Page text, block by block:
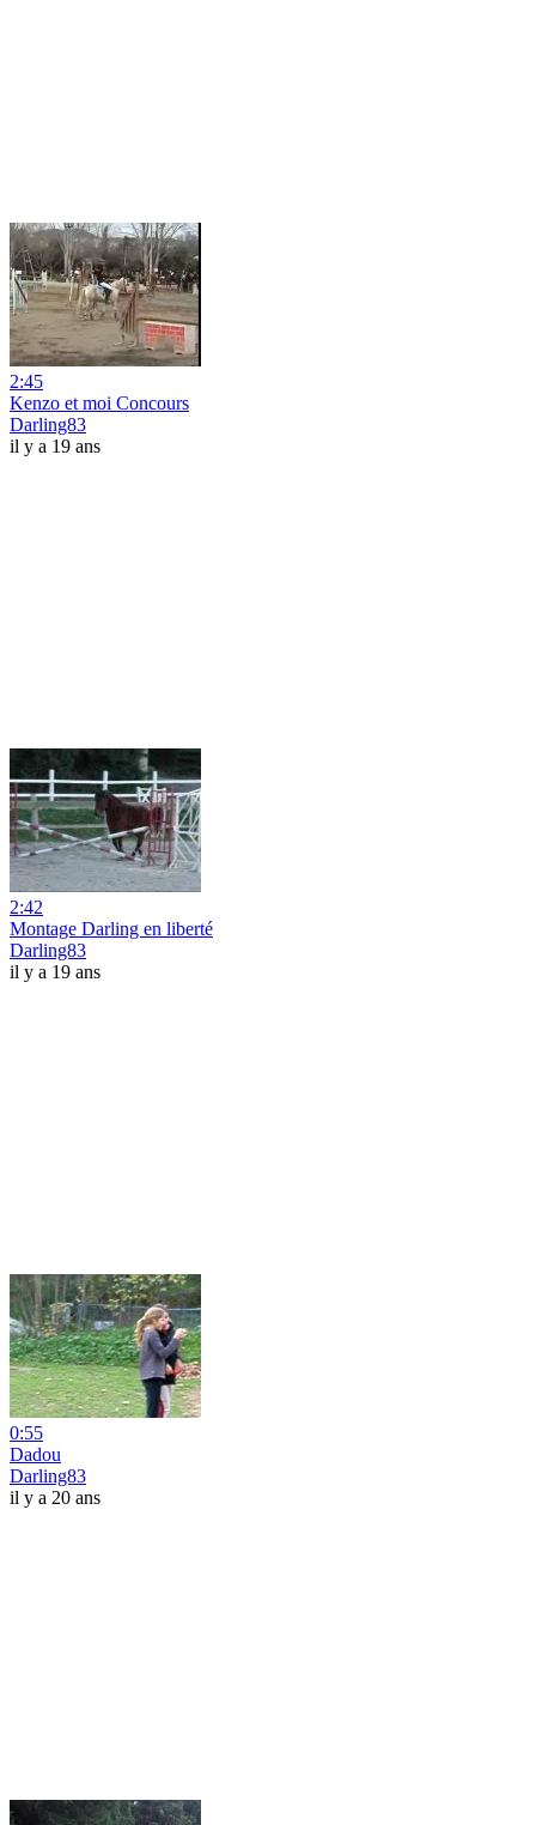
2:45
Kenzo et moi Concours
Darling83
il y a 19 ans
2:42
Montage Darling en liberté
Darling83
il y a 19 ans
0:55
Dadou
Darling83
il y a 20 ans